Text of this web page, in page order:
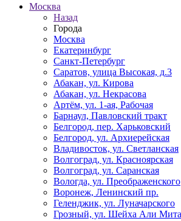
Москва
Назад
Города
Москва
Екатеринбург
Санкт-Петербург
Саратов, улица Высокая, д.3
Абакан, ул. Кирова
Абакан, ул. Некрасова
Артём, ул. 1-ая, Рабочая
Барнаул, Павловский тракт
Белгород, пер. Харьковский
Белгород, ул. Архиерейская
Владивосток, ул. Светланская
Волгоград, ул. Красноярская
Волгоград, ул. Саранская
Вологда, ул. Преображенского
Воронеж, Ленинский пр.
Геленджик, ул. Луначарского
Грозный, ул. Шейха Али